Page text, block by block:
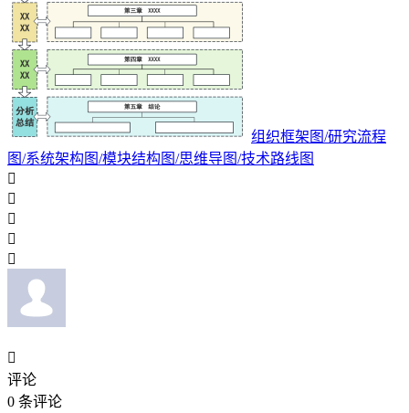
组织框架图/研究流程
图/系统架构图/模块结构图/思维导图/技术路线图






评论
0 条评论